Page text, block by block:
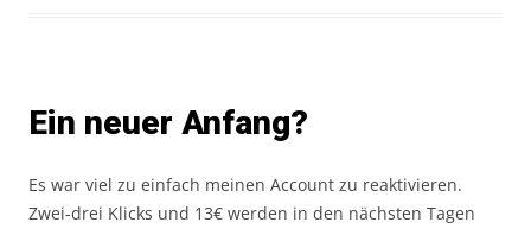
Ein neuer Anfang?
Es war viel zu einfach meinen Account zu reaktivieren.
Zwei-drei Klicks und 13€ werden in den nächsten Tagen